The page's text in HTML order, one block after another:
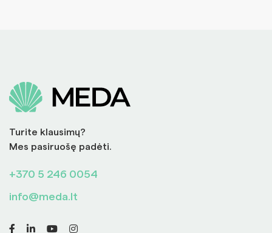
Turite klausimų?
Mes pasiruošę padėti.
+370 5 246 0054
info@meda.lt